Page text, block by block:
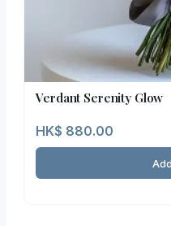
Verdant Serenity Glow
HK$ 880.00